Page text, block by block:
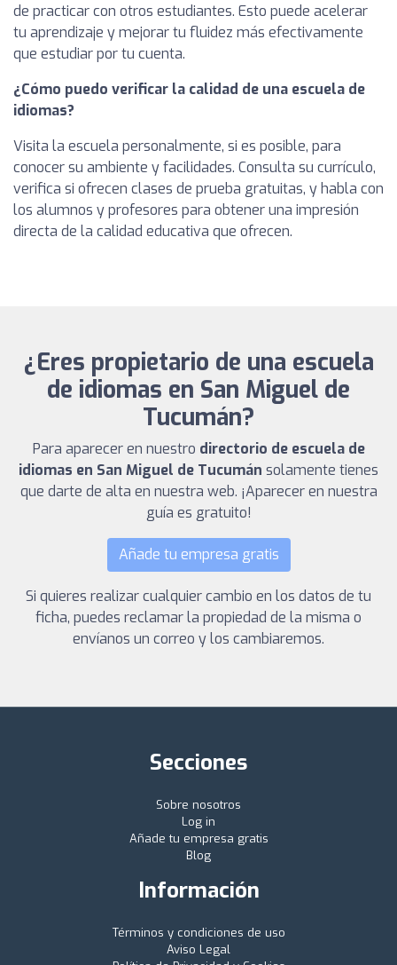
de practicar con otros estudiantes. Esto puede acelerar
tu aprendizaje y mejorar tu fluidez más efectivamente
que estudiar por tu cuenta.
¿Cómo puedo verificar la calidad de una escuela de
idiomas?
Visita la escuela personalmente, si es posible, para
conocer su ambiente y facilidades. Consulta su currículo,
verifica si ofrecen clases de prueba gratuitas, y habla con
los alumnos y profesores para obtener una impresión
directa de la calidad educativa que ofrecen.
¿Eres propietario de una escuela
de idiomas en San Miguel de
Tucumán?
Para aparecer en nuestro directorio de escuela de
idiomas en San Miguel de Tucumán solamente tienes
que darte de alta en nuestra web. ¡Aparecer en nuestra
guía es gratuito!
Añade tu empresa gratis
Si quieres realizar cualquier cambio en los datos de tu
ficha, puedes reclamar la propiedad de la misma o
envíanos un correo y los cambiaremos.
Secciones
Sobre nosotros
Log in
Añade tu empresa gratis
Blog
Información
Términos y condiciones de uso
Aviso Legal